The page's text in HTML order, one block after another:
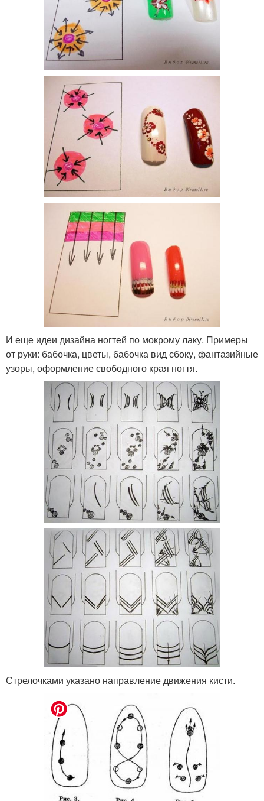
И еще идеи дизайна ногтей по мокрому лаку. Примеры
от руки: бабочка, цветы, бабочка вид сбоку, фантазийные
узоры, оформление свободного края ногтя.
Стрелочками указано направление движения кисти.